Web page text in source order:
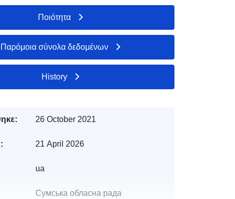
Ποιότητα
Παρόμοια σύνολα δεδομένων
History
26 October 2021
21 April 2026
ua
Сумська обласна рада